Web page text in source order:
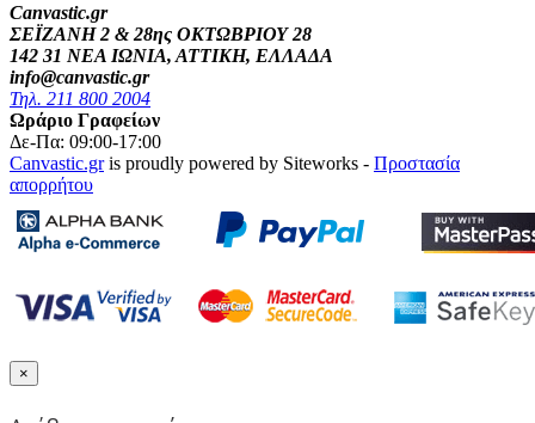
Canvastic.gr
ΣΕΪΖΑΝΗ 2 & 28ης ΟΚΤΩΒΡΙΟΥ 28
142 31 ΝΕΑ ΙΩΝΙΑ, ΑΤΤΙΚΗ, ΕΛΛΑΔΑ
info@canvastic.gr
Τηλ. 211 800 2004
Ωράριο Γραφείων
Δε-Πα: 09:00-17:00
Canvastic.gris proudly powered by Siteworks - Προστασία
απορρήτου
×